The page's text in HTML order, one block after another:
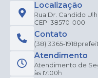
Localização
Rua Dr. Candido
CEP: 38570-000
Contato
(38) 3365-1918
Atendimento
Atendimento de
às 17:00h